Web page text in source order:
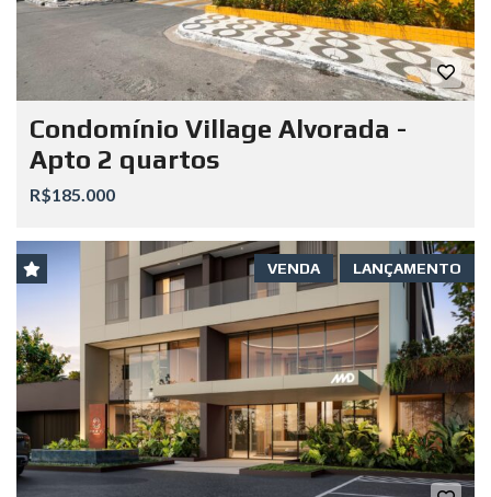
Condomínio Village Alvorada -
Apto 2 quartos
R$185.000
LANÇAMENTO
VENDA